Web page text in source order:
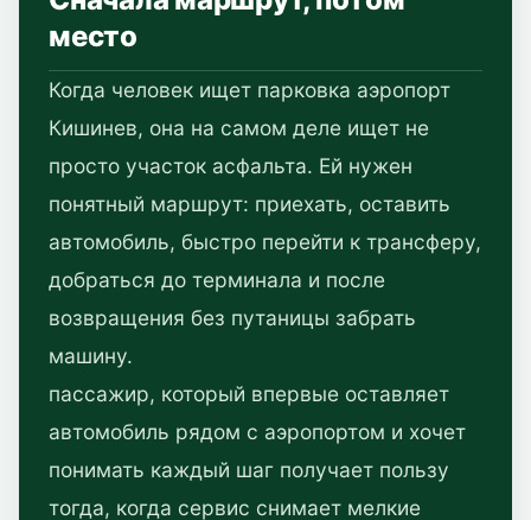
место
Когда человек ищет парковка аэропорт
Кишинев, она на самом деле ищет не
просто участок асфальта. Ей нужен
понятный маршрут: приехать, оставить
автомобиль, быстро перейти к трансферу,
добраться до терминала и после
возвращения без путаницы забрать
машину.
пассажир, который впервые оставляет
автомобиль рядом с аэропортом и хочет
понимать каждый шаг получает пользу
тогда, когда сервис снимает мелкие